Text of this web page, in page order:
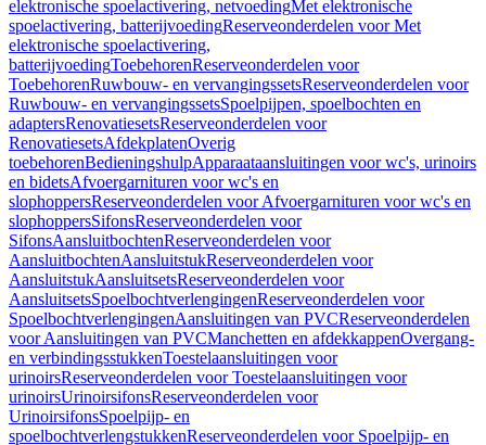
elektronische spoelactivering, netvoedingMet elektronische
spoelactivering, batterijvoedingReserveonderdelen voor Met
elektronische spoelactivering,
batterijvoedingToebehorenReserveonderdelen voor
ToebehorenRuwbouw- en vervangingssetsReserveonderdelen voor
Ruwbouw- en vervangingssetsSpoelpijpen, spoelbochten en
adaptersRenovatiesetsReserveonderdelen voor
RenovatiesetsAfdekplatenOverig
toebehorenBedieningshulpApparaataansluitingen voor wc's, urinoirs
en bidetsAfvoergarnituren voor wc's en
slophoppersReserveonderdelen voor Afvoergarnituren voor wc's en
slophoppersSifonsReserveonderdelen voor
SifonsAansluitbochtenReserveonderdelen voor
AansluitbochtenAansluitstukReserveonderdelen voor
AansluitstukAansluitsetsReserveonderdelen voor
AansluitsetsSpoelbochtverlengingenReserveonderdelen voor
SpoelbochtverlengingenAansluitingen van PVCReserveonderdelen
voor Aansluitingen van PVCManchetten en afdekkappenOvergang-
en verbindingsstukkenToestelaansluitingen voor
urinoirsReserveonderdelen voor Toestelaansluitingen voor
urinoirsUrinoirsifonsReserveonderdelen voor
UrinoirsifonsSpoelpijp- en
spoelbochtverlengstukkenReserveonderdelen voor Spoelpijp- en